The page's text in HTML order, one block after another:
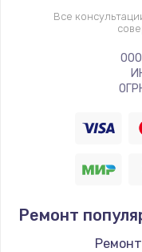
Все
Ремонт